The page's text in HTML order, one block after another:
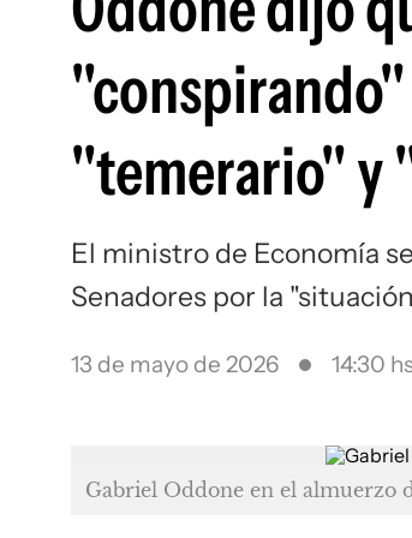
"temerario" y
El ministro de Economía
Senadores por la
13 de mayo de 2026 14:30
Gabriel Oddone en el almuerzo